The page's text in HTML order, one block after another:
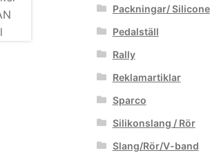
Packningar/ Silicone
Pedalställ
Rally
Reklamartiklar
Sparco
Silikonslang / Rör
Slang/Rör/V-band